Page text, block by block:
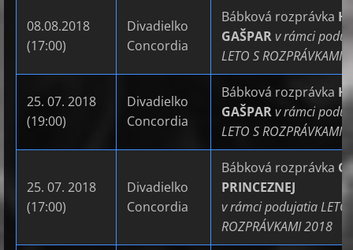
08.08.2018
(17:00)
Divadielko
Concordia
Bábková rozprávka
GAŠPARv rámci
LETO S ROZPRÁVKAMI
25. 07. 2018
(19:00)
Divadielko
Concordia
Bábková rozprávka
GAŠPARv rámci
LETO S ROZPRÁVKAMI
25. 07. 2018
(17:00)
Divadielko
Concordia
Bábková rozprávka O
PRINCEZNEJ
v rámci podujatia LETO
ROZPRÁVKAMI 2018